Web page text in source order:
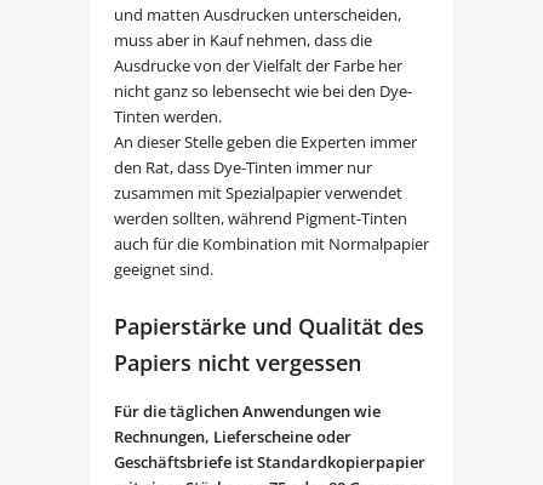
und matten Ausdrucken unterscheiden,
muss aber in Kauf nehmen, dass die
Ausdrucke von der Vielfalt der Farbe her
nicht ganz so lebensecht wie bei den Dye-
Tinten werden.
An dieser Stelle geben die Experten immer
den Rat, dass Dye-Tinten immer nur
zusammen mit Spezialpapier verwendet
werden sollten, während Pigment-Tinten
auch für die Kombination mit Normalpapier
geeignet sind.
Papierstärke und Qualität des
Papiers nicht vergessen
Für die täglichen Anwendungen wie
Rechnungen, Lieferscheine oder
Geschäftsbriefe ist Standardkopierpapier